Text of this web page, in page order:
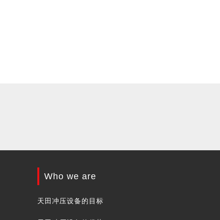
Who we are
天田冲压设备的目标